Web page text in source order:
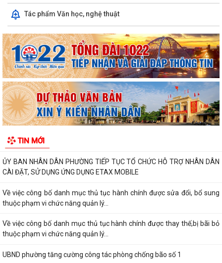
Tác phẩm Văn học, nghệ thuật
TIN MỚI
nông nghiệp năm 2026 trên địa bàn...
Hải Phòng công khai thủ tục hành chính đặc thù mới ban hành lĩnh vực
đất đai thuộc phạm vi chức...
Hải Phòng công bố danh mục thủ tục hành chính được sửa đổi, bổ
sung, bị bãi bỏ thuộc phạm vi chức...
UBND PHƯỜNG HƯNG ĐẠO TRIỂN KHAI ĐỢT CAO ĐIỂM HỖ TRỢ NHÂN
DÂN CÀI ĐẶT, SỬ DỤNG ỨNG DỤNG ETAX MOBILE,...
hành, bị bãi bỏ thuộc phạm vi chức...
ỦY BAN NHÂN DÂN PHƯỜNG TIẾP TỤC TỔ CHỨC HỖ TRỢ NHÂN DÂN
CÀI ĐẶT, SỬ DỤNG ỨNG DỤNG ETAX MOBILE
Về việc công bố danh mục thủ tục hành chính được sửa đổi, bổ sung
thuộc phạm vi chức năng quản lý...
Về việc công bố danh mục thủ tục hành chính được thay thế,bị bãi bỏ
thuộc phạm vi chức năng quản lý...
UBND phường tăng cường công tác phòng chống bão số 1